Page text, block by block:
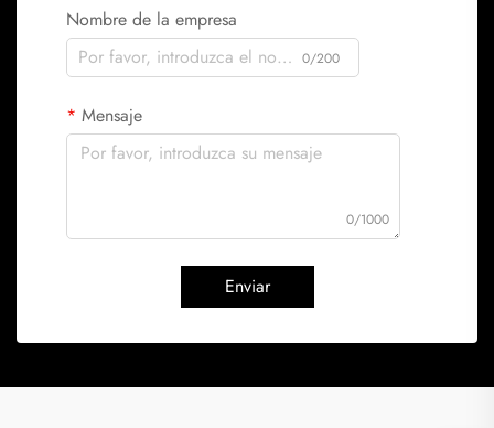
Nombre de la empresa
0/200
Mensaje
0/1000
Enviar